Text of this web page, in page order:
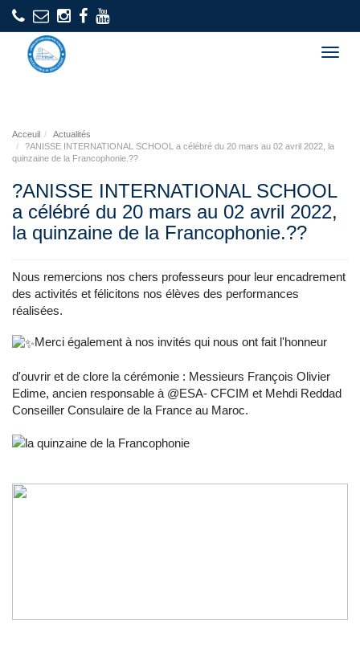
Acceuil
Actualités
?ANISSE INTERNATIONAL SCHOOL a célébré du 20 mars au 02 avril 2022, la
quinzaine de la Francophonie.??
?ANISSE INTERNATIONAL SCHOOL
a célébré du 20 mars au 02 avril 2022,
la quinzaine de la Francophonie.??
Nous remercions nos chers professeurs pour leur encadrement
des activités et félicitons nos élèves des performances
réalisées.
Merci également à nos invités qui nous ont fait l'honneur
d'ouvrir et de clore la cérémonie : Messieurs François Olivier
Edime, ancien responsable à @ESA- CFCIM et Mehdi Reddad
Conseiller Consulaire de la France au Maroc.